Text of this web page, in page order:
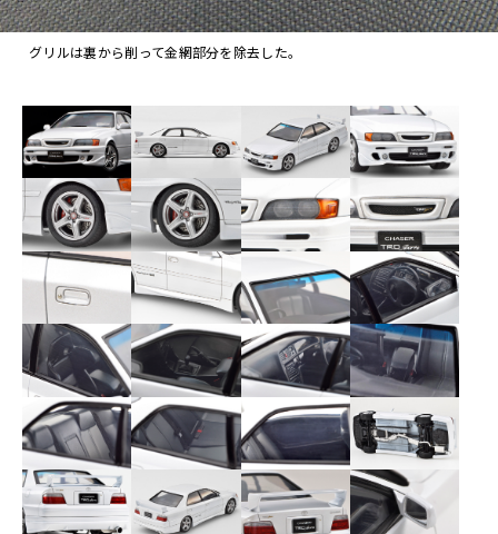
グリルは裏から削って金網部分を除去した。